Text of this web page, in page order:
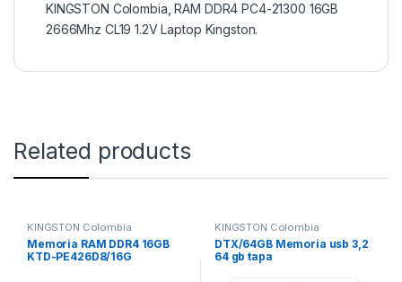
KINGSTON Colombia ,RAM DDR4 PC4-21300 16GB
2666Mhz CL19 1.2V Laptop Kingston.
Related products
KINGSTON Colombia
Memoria RAM DDR4 16GB
KTD-PE426D8/16G
KINGSTON Colombia
DTX/64GB Memoria usb 3,2
64 gb tapa